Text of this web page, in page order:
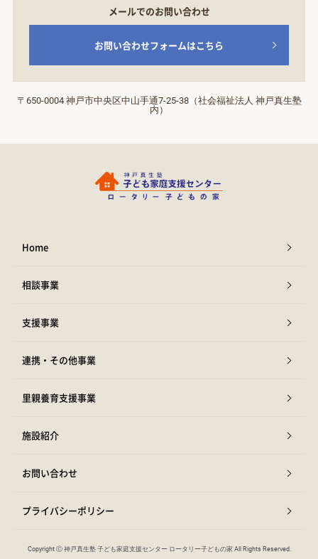
メールでのお問い合わせ
お問い合わせフォームはこちら
〒650-0004 神戸市中央区中山手通7‐25‐38（社会福祉法人 神戸真生塾
内）
Home
相談事業
支援事業
連携・その他事業
里親養育支援事業
施設紹介
お問い合わせ
プライバシーポリシー
Copyright Ⓒ 神戸真生塾 子ども家庭支援センター ロータリー子どもの家 All Rights Reserved.